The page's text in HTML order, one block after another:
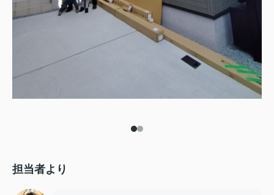
担当者より